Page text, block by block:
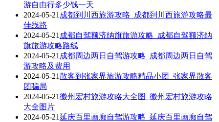
游自由行多少钱一天
2024-05-21 成都到川西旅游攻略_成都到川西旅游攻略最
佳线路
2024-05-21 成都自驾额济纳旗旅游攻略_成都自驾额济纳
旗旅游攻略路线
2024-05-21 成都周边两日自驾游攻略_成都周边两日自驾
游攻略及费用
2024-05-21散客到张家界旅游攻略精品小团_张家界散客
团骗局
2024-05-21徽州宏村旅游攻略大全图_徽州宏村旅游攻略
大全图片
2024-05-21延庆百里画廊自驾游攻略_延庆百里画廊自驾